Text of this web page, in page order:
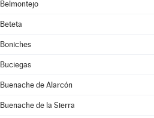
Belmontejo
Beteta
Boniches
Buciegas
Buenache de Alarcón
Buenache de la Sierra